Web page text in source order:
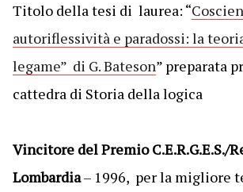
Titolo della tesi di laurea: “
autoriflessività e paradossi: la
legame” di G. Bateson” preparata
cattedra di Storia della logica
Vincitore del Premio C.E.R.G.E.S./
Lombardia– 1996, per la migliore